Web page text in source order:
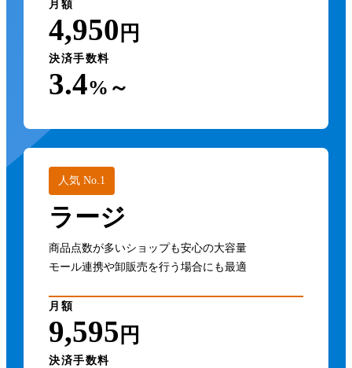
かんたんfreee会計データ連携
ZenLink for カラーミーショップ
BuzzEC
海外配送アシスト
LogiMo Pro
Buyee Connect Pro
Instagramショッピング連携
TikTok Shopコネクター for カラーミーショップ
かんたんリスティング
かんたんリターゲティング
メールマガジン
XMLサイトマップ作成
YouTubeショッピング連携
月額
4,950 円
決済手数料
3.4%～
人気 No.1
ラージ
商品点数が多いショップも安心の大容量
モール連携や卸販売を行う場合にも最適
月額
9,595 円
決済手数料